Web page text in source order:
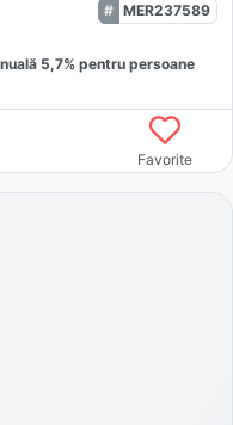
MER237589
5,7% pentru persoane
Favorite